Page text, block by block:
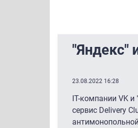
"Яндекс"
23.08.2022 16:28
IT-компании VK
сервис Delivery